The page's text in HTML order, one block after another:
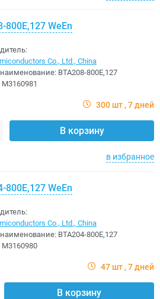
800E,127 WeEn
Co., Ltd., China
наименование: BTA208-800E,127
M3160981
300 шт 7 дней
В корзину
в избранное
800E,127 WeEn
Co., Ltd., China
наименование: BTA204-800E,127
M3160980
47 шт 7 дней
В корзину